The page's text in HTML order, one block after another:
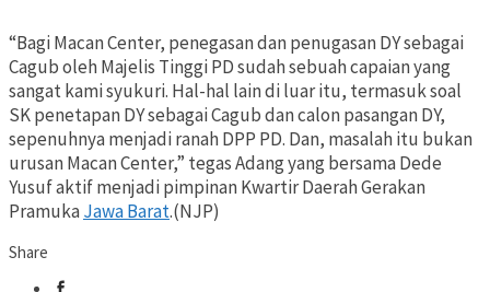
“Bagi Macan Center, penegasan dan penugasan DY sebagai
Cagub oleh Majelis Tinggi PD sudah sebuah capaian yang
sangat kami syukuri. Hal-hal lain di luar itu, termasuk soal
SK penetapan DY sebagai Cagub dan calon pasangan DY,
sepenuhnya menjadi ranah DPP PD. Dan, masalah itu bukan
urusan Macan Center,” tegas Adang yang bersama Dede
Yusuf aktif menjadi pimpinan Kwartir Daerah Gerakan
PramukaJawa Barat.(NJP)
Share